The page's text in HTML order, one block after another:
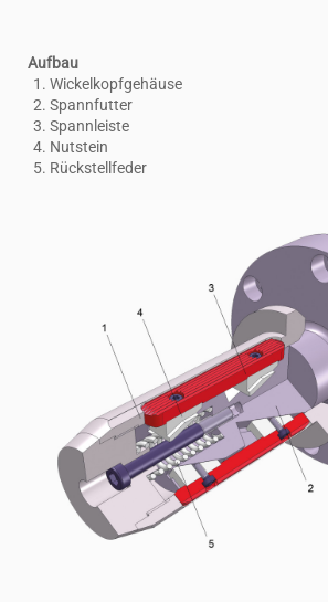
Aufbau
Wickelkopfgehäuse
Spannfutter
Spannleiste
Nutstein
Rückstellfeder